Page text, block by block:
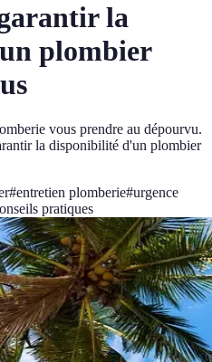
la
plombier
vous prendre au dépourvu.
la disponibilité d'un plombier
#entretien plomberie#urgence
pratiques